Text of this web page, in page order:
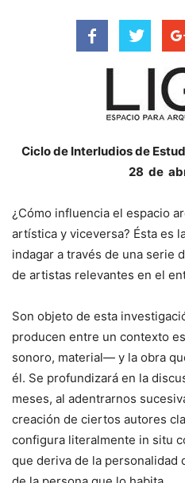
Ciclo de Interludios de
28 de
¿Cómo influencia el espacio
artística y viceversa? Ésta es
indagar a través de una serie
de artistas relevantes en el
Son objeto de esta
producen entre un contexto
sonoro, material— y la obra
él. Se profundizará en la
meses, al adentrarnos
creación de ciertos autores
configura literalmente in situ
que deriva de la personalidad